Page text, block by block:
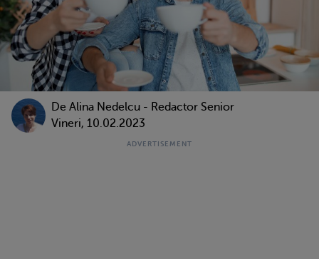
De Alina Nedelcu - Redactor Senior
Vineri, 10.02.2023